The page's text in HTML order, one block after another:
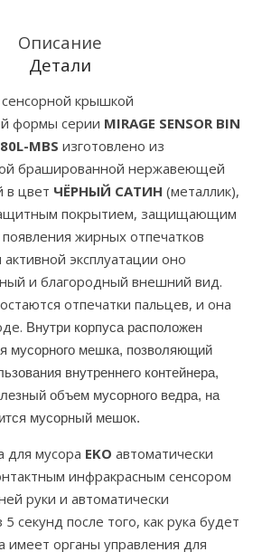
Описание
Детали
крышкой
формы серии MIRAGE SENSOR BIN
MBS изготовлено из
брашированной нержавеющей
в цвет ЧЁРНЫЙ САТИН (металлик),
покрытием, защищающим
жирных отпечатков
эксплуатации оно
и благородный внешний вид.
отпечатки пальцев, и она
Внутри корпуса расположен
мусорного мешка, позволяющий
внутреннего контейнера,
объем мусорного ведра, на
мусорный мешок.
для мусора EKO автоматически
инфракрасным сенсором
руки и автоматически
секунд после того, как рука будет
имеет органы управления для